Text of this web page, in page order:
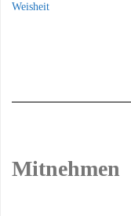
Weisheit
Mitnehmen